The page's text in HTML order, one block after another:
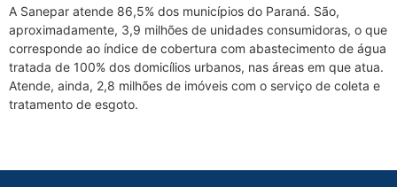
A Sanepar atende 86,5% dos municípios do Paraná. São,
aproximadamente, 3,9 milhões de unidades consumidoras, o que
corresponde ao índice de cobertura com abastecimento de água
tratada de 100% dos domicílios urbanos, nas áreas em que atua.
Atende, ainda, 2,8 milhões de imóveis com o serviço de coleta e
tratamento de esgoto.